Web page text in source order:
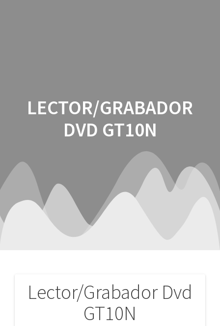
LECTOR/GRABADOR
DVD GT10N
Lector/Grabador Dvd
GT10N
Navegación